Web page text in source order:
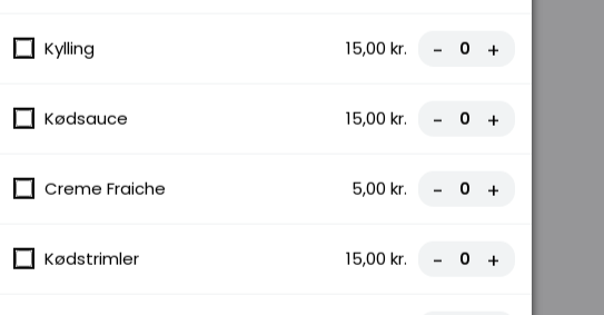
Kylling 15,00 kr. - +
Kødsauce 15,00 kr. - +
Creme Fraiche 5,00 kr. - +
Kødstrimler 15,00 kr. - +